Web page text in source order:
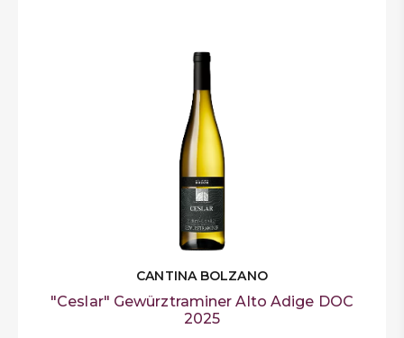
CANTINA BOLZANO
"Ceslar" Gewürztraminer Alto Adige DOC
2025